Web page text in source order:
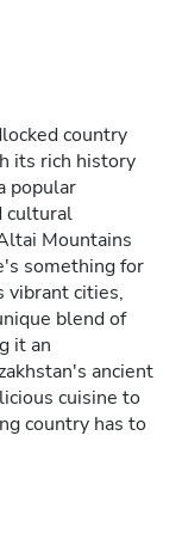
country
its rich history
popular
cultural
Mountains
something for
vibrant cities,
blend of
it an
ancient
cuisine to
country has to